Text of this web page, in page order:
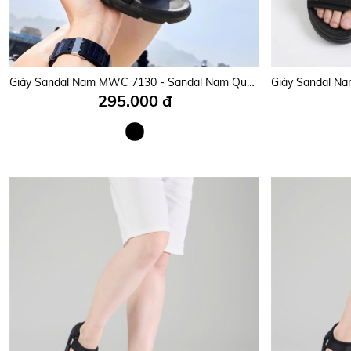
Giày Sandal Nam MWC 7130 - Sandal Nam Quai Ngang Phối Dán Cài Thanh Lịch, Êm Nhẹ, Nam Tính, Thời Trang.
295.000 đ